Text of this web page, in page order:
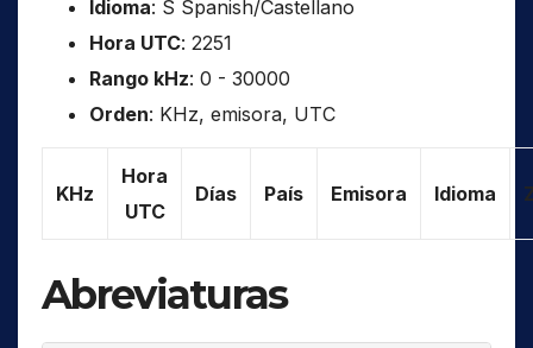
Idioma: S Spanish/Castellano
Hora UTC: 2251
Rango kHz: 0 - 30000
Orden: KHz, emisora, UTC
KHz
Hora
UTC
Días País Emisora Idioma
Abreviaturas